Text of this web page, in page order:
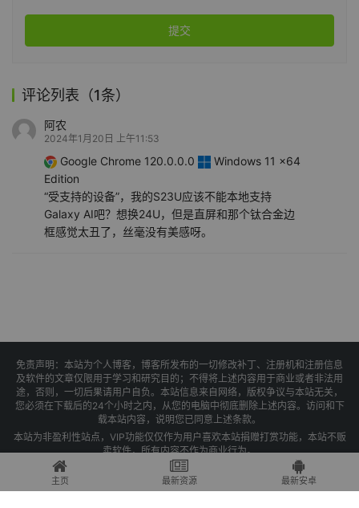
提交
评论列表（1条）
阿农
2024年1月20日 上午11:53
Google Chrome 120.0.0.0
Windows 11 x64
Edition
“受支持的设备”，我的S23U应该不能本地支持
Galaxy AI吧？想换24U，但是直屏和那个钛合金边
框感觉太丑了，丝毫没有美感呀。
免责声明：本站为个人博客，博客所发布的一切修改补丁、注册机和注册信息
及软件的文章仅限用于学习和研究目的；不得将上述内容用于商业或者非法用
途，否则，一切后果请用户自负。本站信息来自网络，版权争议与本站无关，
您必须在下载后的24个小时之内，从您的电脑中彻底删除上述内容。访问和下
载本站内容，说明您已同意上述条款。
本站为非盈利性站点，VIP功能仅仅作为用户喜欢本站捐赠打赏功能，本站不贩
卖软件，所有内容不作为商业行为。
Copyright © 2025 果核剥壳 - 琼ICP备2021004479号-1
主页 最新资源 最新安卓